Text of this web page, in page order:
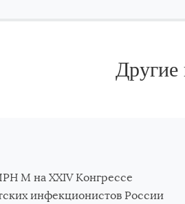
Другие
М на ХХIV Конгрессе
инфекционистов России